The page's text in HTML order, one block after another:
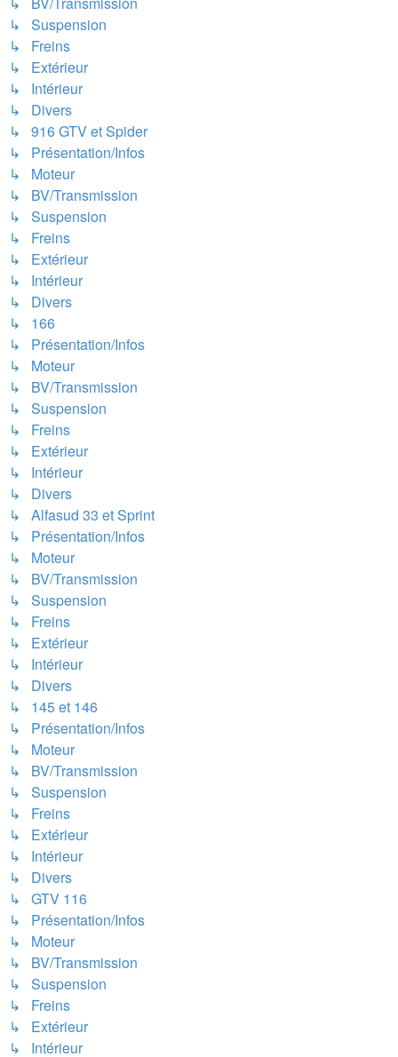
↳ Suspension
↳ Freins
↳ Extérieur
↳ Intérieur
↳ Divers
↳ 916 GTV et Spider
↳ Présentation/Infos
↳ Moteur
↳ BV/Transmission
↳ Suspension
↳ Freins
↳ Extérieur
↳ Intérieur
↳ Divers
↳ 166
↳ Présentation/Infos
↳ Moteur
↳ BV/Transmission
↳ Suspension
↳ Freins
↳ Extérieur
↳ Intérieur
↳ Divers
↳ Alfasud 33 et Sprint
↳ Présentation/Infos
↳ Moteur
↳ BV/Transmission
↳ Suspension
↳ Freins
↳ Extérieur
↳ Intérieur
↳ Divers
↳ 145 et 146
↳ Présentation/Infos
↳ Moteur
↳ BV/Transmission
↳ Suspension
↳ Freins
↳ Extérieur
↳ Intérieur
↳ Divers
↳ GTV 116
↳ Présentation/Infos
↳ Moteur
↳ BV/Transmission
↳ Suspension
↳ Freins
↳ Extérieur
↳ Intérieur